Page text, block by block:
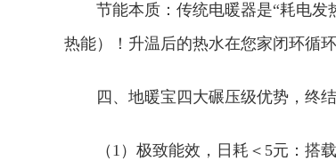
节能本质：‌传统电暖器是“耗电发
热能‌）！升温后的热水在您家闭环循
四、地暖宝四大碾压级优势，终
（1）‌极致能效，日耗＜5元：搭